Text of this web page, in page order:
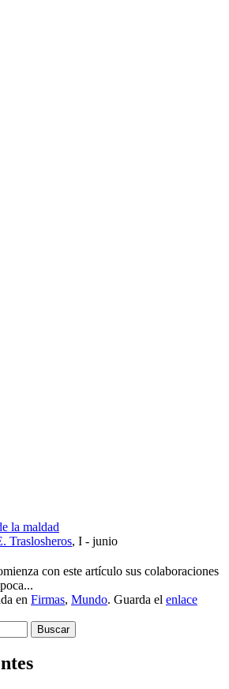
la maldad
Traslosheros, I - junio
con este artículo sus colaboraciones
en Firmas, Mundo. Guarda el enlace